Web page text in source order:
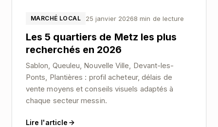
MARCHÉ LOCAL 25 janvier 20268 min de lecture
Les 5 quartiers de Metz les plus
recherchés en 2026
Sablon, Queuleu, Nouvelle Ville, Devant-les-
Ponts, Plantières : profil acheteur, délais de
vente moyens et conseils visuels adaptés à
chaque secteur messin.
Lire l'article